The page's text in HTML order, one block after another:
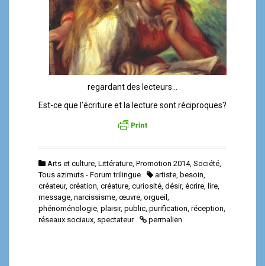
regardant des lecteurs…
Est-ce que l’écriture et la lecture sont réciproques?
Arts et culture, Littérature, Promotion 2014, Société,
Tous azimuts - Forum trilingue
artiste, besoin,
créateur, création, créature, curiosité, désir, écrire, lire,
message, narcissisme, œuvre, orgueil ,
phénoménologie, plaisir, public, purification, réception,
réseaux sociaux, spectateur permalien